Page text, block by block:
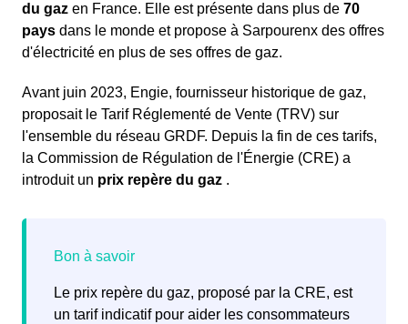
du gaz en France. Elle est présente dans plus de 70
pays dans le monde et propose à Sarpourenx des offres
d'électricité en plus de ses offres de gaz.
Avant juin 2023, Engie, fournisseur historique de gaz,
proposait le Tarif Réglementé de Vente (TRV) sur
l'ensemble du réseau GRDF. Depuis la fin de ces tarifs,
la Commission de Régulation de l'Énergie (CRE) a
introduit un prix repère du gaz .
Le prix repère du gaz, proposé par la CRE, est
un tarif indicatif pour aider les consommateurs